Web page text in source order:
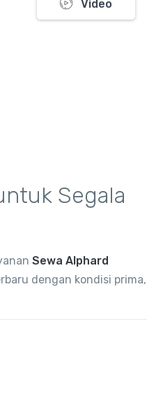
Video
Segala
Sewa Alphard
dengan kondisi prima,